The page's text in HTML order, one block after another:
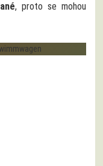
, proto se mohou